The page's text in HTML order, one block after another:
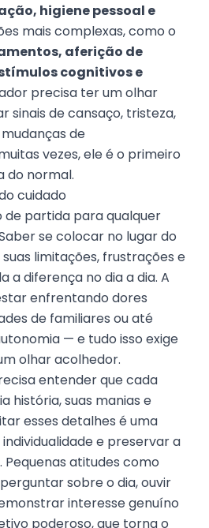
higiene pessoal e
mais complexas, como o
aferição de
cognitivos e
precisa ter um olhar
de cansaço, tristeza,
de
vezes, ele é o primeiro
do normal.
cuidado
partida para qualquer
se colocar no lugar do
limitações, frustrações e
a diferença no dia a dia. A
enfrentando dores
de familiares ou até
— e tudo isso exige
olhar acolhedor.
entender que cada
história, suas manias e
esses detalhes é uma
e preservar a
Pequenas atitudes como
sobre o dia, ouvir
interesse genuíno
poderoso, que torna o